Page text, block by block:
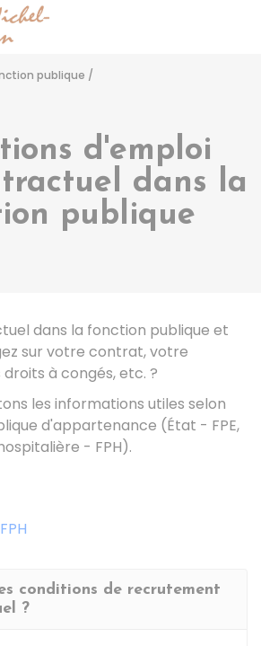
publique /
d'emploi
dans la
publique
dans la fonction publique et
sur votre contrat, votre
à congés, etc. ?
les informations utiles selon
d'appartenance (État - FPE,
- FPH).
FPH
conditions de recrutement
?